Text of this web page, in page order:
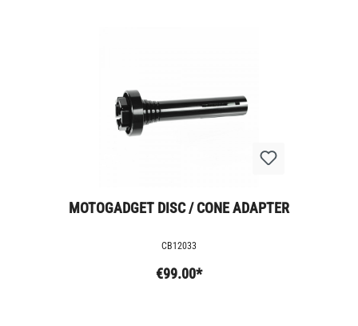
MOTOGADGET DISC / CONE ADAPTER
CB12033
€99.00*